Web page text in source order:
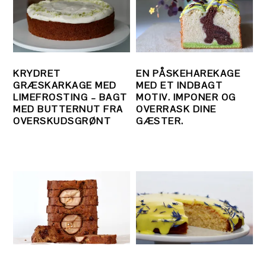
KRYDRET
GRÆSKARKAGE MED
LIMEFROSTING – BAGT
MED BUTTERNUT FRA
OVERSKUDSGRØNT
EN PÅSKEHAREKAGE
MED ET INDBAGT
MOTIV. IMPONER OG
OVERRASK DINE
GÆSTER.